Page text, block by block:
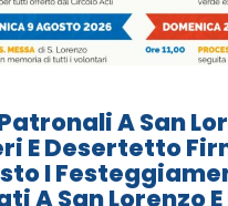
A San
E Desertetto
I
A San Lorenzo E